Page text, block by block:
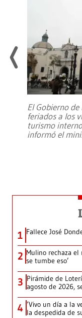
El Gobierno
feriados a los
turismo
informó el
1 Fallece José
2 Mulino rechaza el
se tumbe eso’
3 Pirámide de
agosto de 2026,
4 ‘Vivo un día a la
la despedida de